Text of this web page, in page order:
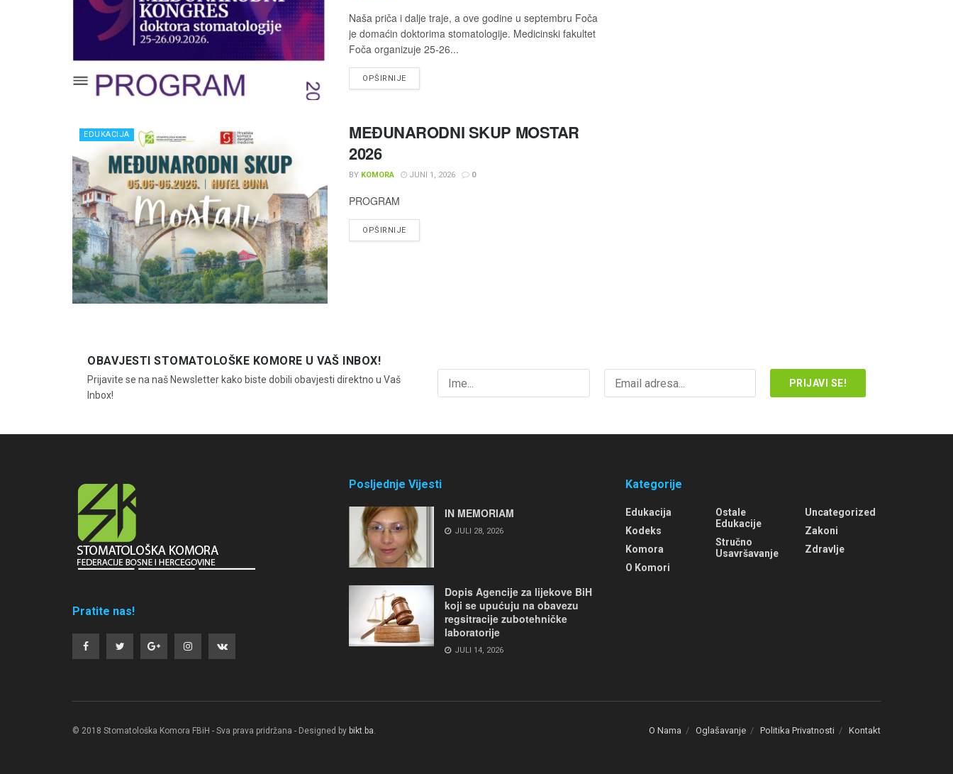
Naša priča i dalje traje, a ove godine u septembru Foča
je domaćin doktorima stomatologije. Medicinski fakultet
Foča organizuje 25-26...
OPŠIRNIJE
EDUKACIJA
MEĐUNARODNI SKUP MOSTAR
2026
BY KOMORA JUNI 1, 2026 0
PROGRAM
OPŠIRNIJE
OBAVJESTI STOMATOLOŠKE KOMORE U VAŠ INBOX!
Prijavite se na naš Newsletter kako biste dobili obavjesti direktno u Vaš
Inbox!
Pratite nas!
Posljednje Vijesti
IN MEMORIAM
JULI 28, 2026
Dopis Agencije za lijekove BiH
koji se upućuju na obavezu
regsitracije zubotehničke
laboratorije
JULI 14, 2026
Kategorije
Edukacija
Kodeks
Komora
O Komori
Ostale
Edukacije
Stručno
Usavršavanje
Uncategorized
Zakoni
Zdravlje
O Nama Oglašavanje Politika Privatnosti Kontakt
© 2018 Stomatološka Komora FBiH - Sva prava pridržana - Designed by bikt.ba.